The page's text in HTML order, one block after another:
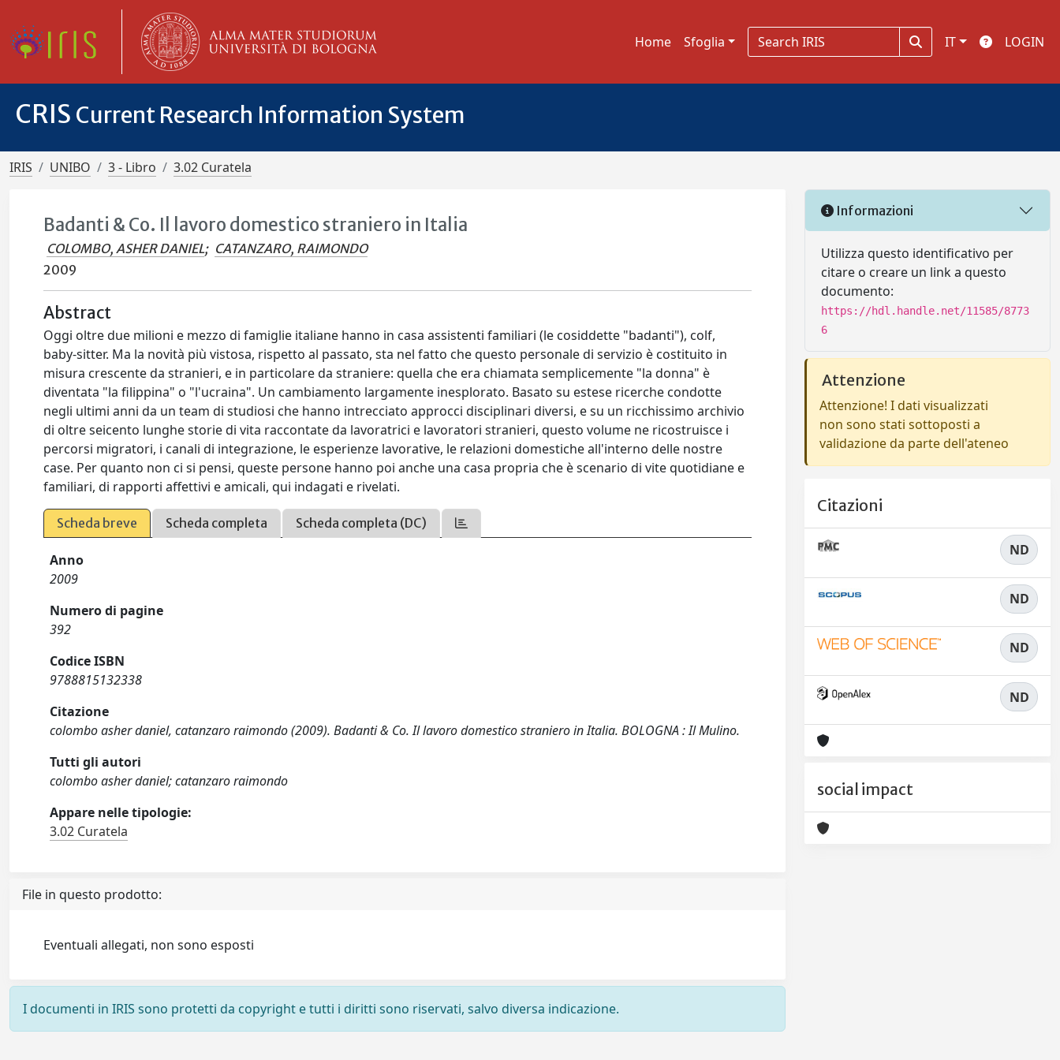
Home Sfoglia IT LOGIN
CRIS Current Research Information System
IRIS UNIBO 3 - Libro 3.02 Curatela
Badanti & Co. Il lavoro domestico straniero in Italia
COLOMBO, ASHER DANIEL; CATANZARO, RAIMONDO
2009
Abstract
Oggi oltre due milioni e mezzo di famiglie italiane hanno in casa assistenti familiari (le cosiddette "badanti"), colf,
baby-sitter. Ma la novità più vistosa, rispetto al passato, sta nel fatto che questo personale di servizio è costituito in
misura crescente da stranieri, e in particolare da straniere: quella che era chiamata semplicemente "la donna" è
diventata "la filippina" o "l'ucraina". Un cambiamento largamente inesplorato. Basato su estese ricerche condotte
negli ultimi anni da un team di studiosi che hanno intrecciato approcci disciplinari diversi, e su un ricchissimo archivio
di oltre seicento lunghe storie di vita raccontate da lavoratrici e lavoratori stranieri, questo volume ne ricostruisce i
percorsi migratori, i canali di integrazione, le esperienze lavorative, le relazioni domestiche all'interno delle nostre
case. Per quanto non ci si pensi, queste persone hanno poi anche una casa propria che è scenario di vite quotidiane e
familiari, di rapporti affettivi e amicali, qui indagati e rivelati.
Scheda breve Scheda completa Scheda completa (DC)
Anno
2009
Numero di pagine
392
Codice ISBN
9788815132338
Citazione
colombo asher daniel, catanzaro raimondo (2009). Badanti & Co. Il lavoro domestico straniero in Italia. BOLOGNA : Il Mulino.
Tutti gli autori
colombo asher daniel; catanzaro raimondo
Appare nelle tipologie:
3.02 Curatela
File in questo prodotto:
Eventuali allegati, non sono esposti
I documenti in IRIS sono protetti da copyright e tutti i diritti sono riservati, salvo diversa indicazione.
Informazioni
Utilizza questo identificativo per
citare o creare un link a questo
documento:
https://hdl.handle.net/11585/8773
6
Attenzione
Attenzione! I dati visualizzati
non sono stati sottoposti a
validazione da parte dell'ateneo
Citazioni
ND
ND
ND
ND
social impact